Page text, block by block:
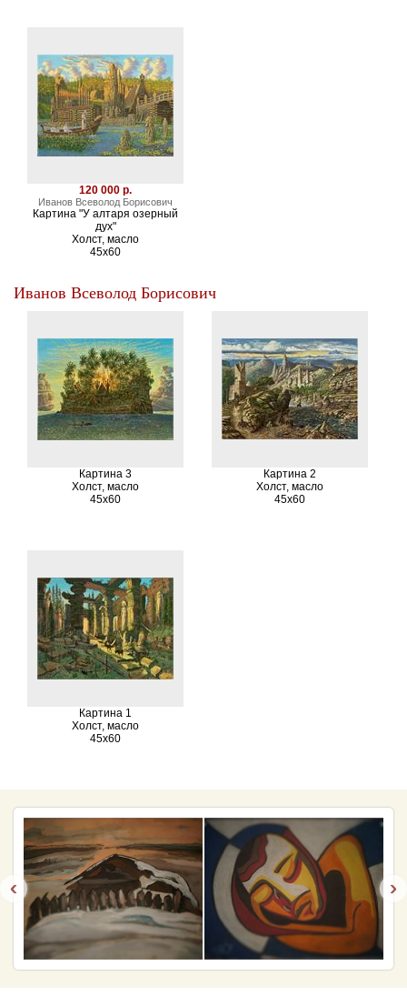
120 000 р.
Иванов Всеволод Борисович
Картина "У алтаря озерный
дух"
Холст, масло
45х60
Иванов Всеволод Борисович
Картина 3
Холст, масло
45х60
Картина 2
Холст, масло
45х60
Картина 1
Холст, масло
45х60
‹ ›